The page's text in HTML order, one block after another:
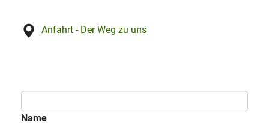
Anfahrt - Der Weg zu uns
Name